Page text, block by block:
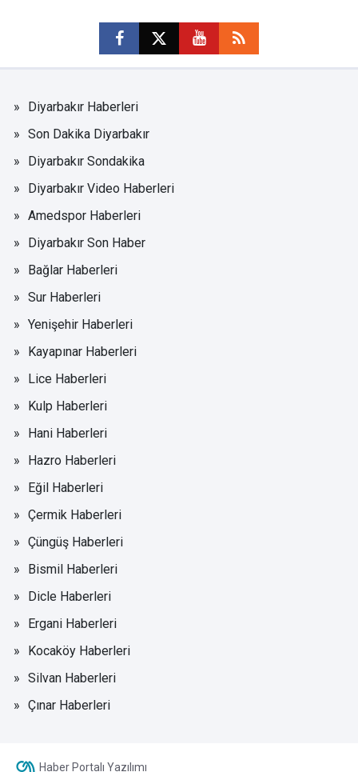
Diyarbakır Haberleri
Son Dakika Diyarbakır
Diyarbakır Sondakika
Diyarbakır Video Haberleri
Amedspor Haberleri
Diyarbakır Son Haber
Bağlar Haberleri
Sur Haberleri
Yenişehir Haberleri
Kayapınar Haberleri
Lice Haberleri
Kulp Haberleri
Hani Haberleri
Hazro Haberleri
Eğil Haberleri
Çermik Haberleri
Çüngüş Haberleri
Bismil Haberleri
Dicle Haberleri
Ergani Haberleri
Kocaköy Haberleri
Silvan Haberleri
Çınar Haberleri
Haber Portalı Yazılımı